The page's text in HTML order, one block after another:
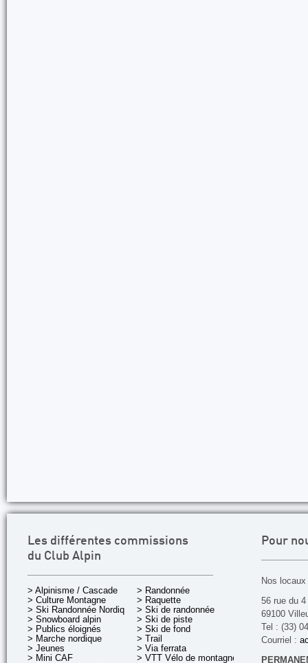
Les différentes commissions
du Club Alpin
> Alpinisme / Cascade
> Culture Montagne
> Ski Randonnée Nordique
> Snowboard alpin
> Publics éloignés
> Marche nordique
> Jeunes
> Mini CAF
> Randonnée
> Raquette
> Ski de randonnée
> Ski de piste
> Ski de fond
> Trail
> Via ferrata
> VTT Vélo de montagne
Pour
Nos
56 rue du
69100
Tel : (33)
Courriel :